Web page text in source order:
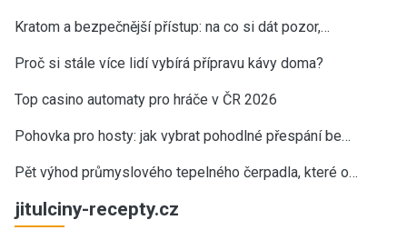
Kratom a bezpečnější přístup: na co si dát pozor,…
Proč si stále více lidí vybírá přípravu kávy doma?
Top casino automaty pro hráče v ČR 2026
Pohovka pro hosty: jak vybrat pohodlné přespání be…
Pět výhod průmyslového tepelného čerpadla, které o…
jitulciny-recepty.cz